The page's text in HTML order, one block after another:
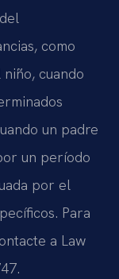
como
cuando
un padre
un período
por el
Para
a Law